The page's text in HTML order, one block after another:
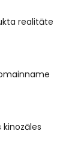
realitāte